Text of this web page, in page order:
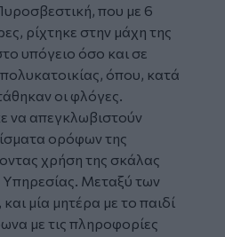
, που με 6
ρίχτηκε στην μάχη της
υπόγειο όσο και σε
όπου, κατά
οι φλόγες.
να απεγκλωβιστούν
ορόφων της
χρήση της σκάλας
Μεταξύ των
μία μητέρα με το παιδί
με τις πληροφορίες